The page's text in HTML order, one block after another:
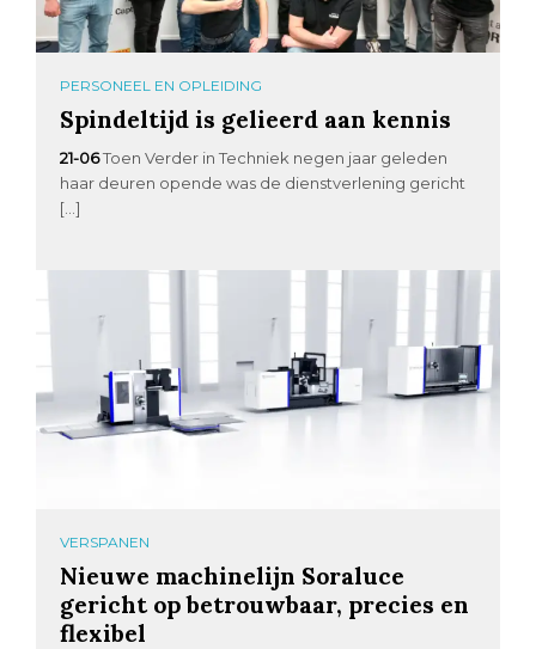
PERSONEEL EN OPLEIDING
Spindeltijd is gelieerd aan kennis
21-06Toen Verder in Techniek negen jaar geleden
haar deuren opende was de dienstverlening gericht
[…]
VERSPANEN
Nieuwe machinelijn Soraluce
gericht op betrouwbaar, precies en
flexibel